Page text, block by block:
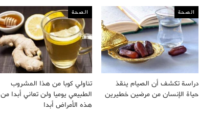
الصحة
دراسة تكشف أن الصيام ينقذ
حياة الإنسان من مرضين خطيرين
الصحة
تناولي كوبا من هذا المشروب
الطبيعي يوميا ولن تعاني أبدا من
هذه الأمراض أبدا